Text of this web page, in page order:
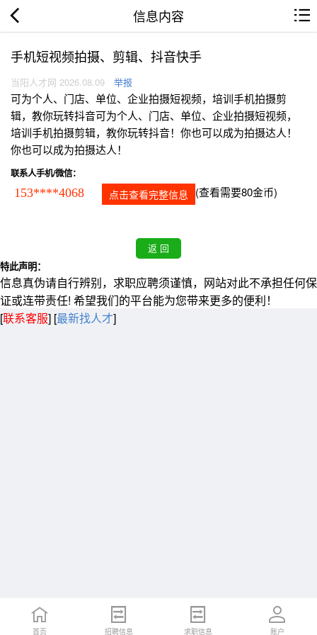
信息内容
手机短视频拍摄、剪辑、抖音快手
当阳人才网 2026.08.09 举报
可为个人、门店、单位、企业拍摄短视频，培训手机拍摄剪
辑，教你玩转抖音可为个人、门店、单位、企业拍摄短视频，
培训手机拍摄剪辑，教你玩转抖音！你也可以成为拍摄达人！
你也可以成为拍摄达人！
联系人手机/微信：
153****4068 点击查看完整信息 (查看需要80金币)
特此声明：
信息真伪请自行辨别，求职应聘须谨慎，网站对此不承担任何保
证或连带责任! 希望我们的平台能为您带来更多的便利！
[联系客服] [最新找人才]
首页 招聘信息 求职信息 账户